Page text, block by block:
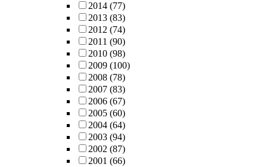
2014 (77)
2013 (83)
2012 (74)
2011 (90)
2010 (98)
2009 (100)
2008 (78)
2007 (83)
2006 (67)
2005 (60)
2004 (64)
2003 (94)
2002 (87)
2001 (66)